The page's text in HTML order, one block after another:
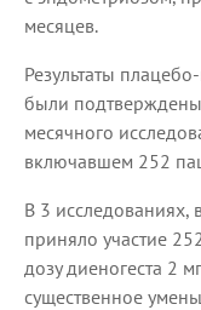
месяцев.
Результаты
были
месячного
включавшем 252
В 3 исследованиях,
приняло участие
дозу диеногеста 2
существенное